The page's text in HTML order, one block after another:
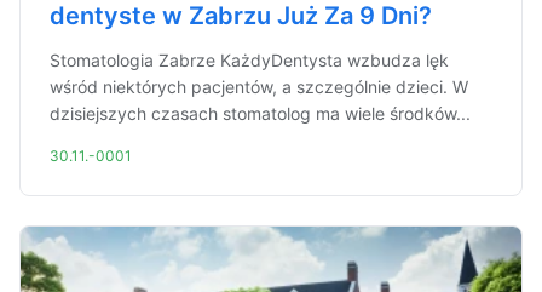
dentyste w Zabrzu Już Za 9 Dni?
Stomatologia Zabrze KażdyDentysta wzbudza lęk
wśród niektórych pacjentów, a szczególnie dzieci. W
dzisiejszych czasach stomatolog ma wiele środków...
30.11.-0001